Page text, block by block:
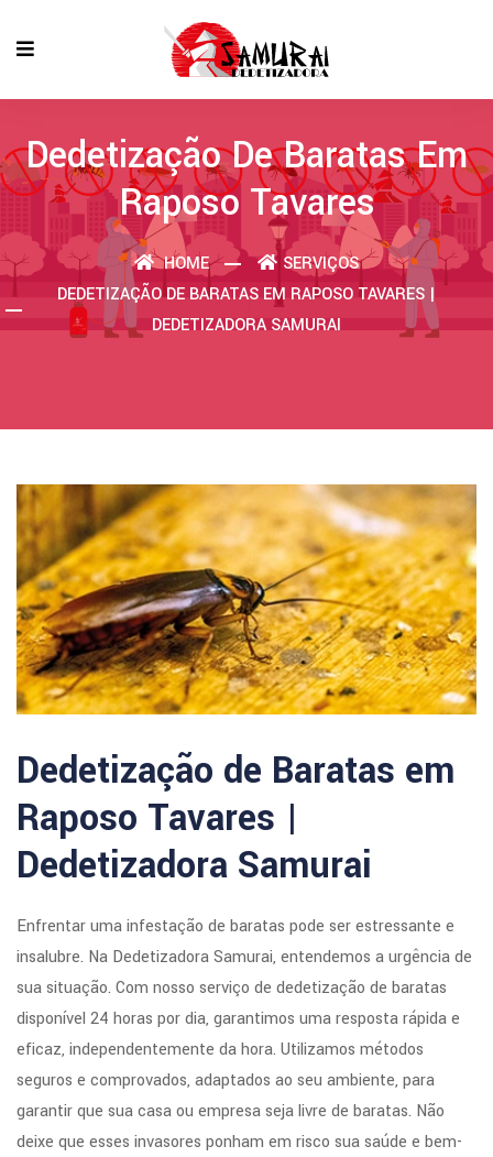
Dedetização De Baratas Em
Raposo Tavares
HOME
SERVIÇOS
DEDETIZAÇÃO DE BARATAS EM RAPOSO TAVARES |
DEDETIZADORA SAMURAI
Dedetização de Baratas em
Raposo Tavares |
Dedetizadora Samurai
Enfrentar uma infestação de baratas pode ser estressante e
insalubre. Na Dedetizadora Samurai, entendemos a urgência de
sua situação. Com nosso serviço de dedetização de baratas
disponível 24 horas por dia, garantimos uma resposta rápida e
eficaz, independentemente da hora. Utilizamos métodos
seguros e comprovados, adaptados ao seu ambiente, para
garantir que sua casa ou empresa seja livre de baratas. Não
deixe que esses invasores ponham em risco sua saúde e bem-